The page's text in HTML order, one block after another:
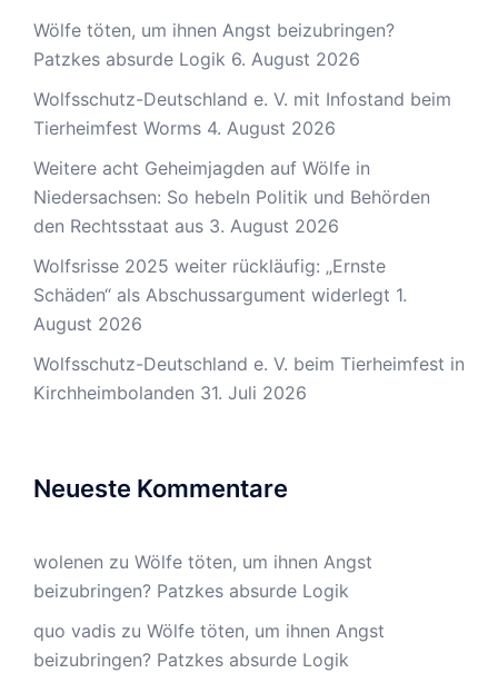
Wölfe töten, um ihnen Angst beizubringen?
Patzkes absurde Logik 6. August 2026
Wolfsschutz-Deutschland e. V. mit Infostand beim
Tierheimfest Worms 4. August 2026
Weitere acht Geheimjagden auf Wölfe in
Niedersachsen: So hebeln Politik und Behörden
den Rechtsstaat aus 3. August 2026
Wolfsrisse 2025 weiter rückläufig: „Ernste
Schäden“ als Abschussargument widerlegt 1.
August 2026
Wolfsschutz-Deutschland e. V. beim Tierheimfest in
Kirchheimbolanden 31. Juli 2026
Neueste Kommentare
wolenen zu Wölfe töten, um ihnen Angst
beizubringen? Patzkes absurde Logik
quo vadis zu Wölfe töten, um ihnen Angst
beizubringen? Patzkes absurde Logik